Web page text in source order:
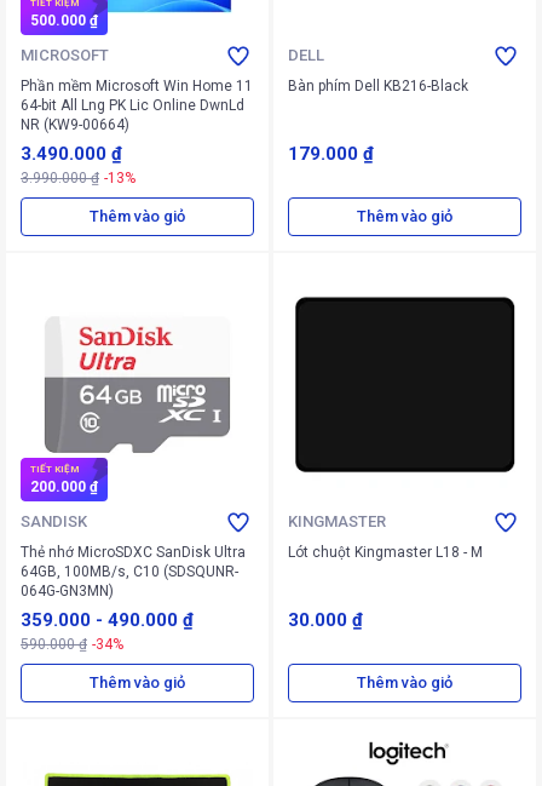
TIẾT KIỆM
500.000 ₫
MICROSOFT
Phần mềm Microsoft Win Home 11
64-bit All Lng PK Lic Online DwnLd
NR (KW9-00664)
3.490.000 ₫
3.990.000 ₫ -13%
Thêm vào giỏ
DELL
Bàn phím Dell KB216-Black
179.000 ₫
Thêm vào giỏ
TIẾT KIỆM
200.000 ₫
SANDISK
Thẻ nhớ MicroSDXC SanDisk Ultra
64GB, 100MB/s, C10 (SDSQUNR-
064G-GN3MN)
359.000 - 490.000 ₫
590.000 ₫ -34%
Thêm vào giỏ
KINGMASTER
Lót chuột Kingmaster L18 - M
30.000 ₫
Thêm vào giỏ